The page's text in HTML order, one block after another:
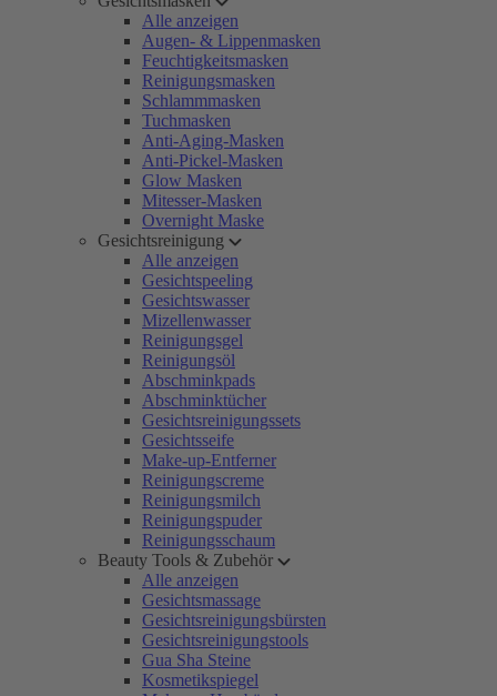
Alle anzeigen
Augen- & Lippenmasken
Feuchtigkeitsmasken
Reinigungsmasken
Schlammmasken
Tuchmasken
Anti-Aging-Masken
Anti-Pickel-Masken
Glow Masken
Mitesser-Masken
Overnight Maske
Gesichtsreinigung
Alle anzeigen
Gesichtspeeling
Gesichtswasser
Mizellenwasser
Reinigungsgel
Reinigungsöl
Abschminkpads
Abschminktücher
Gesichtsreinigungssets
Gesichtsseife
Make-up-Entferner
Reinigungscreme
Reinigungsmilch
Reinigungspuder
Reinigungsschaum
Beauty Tools & Zubehör
Alle anzeigen
Gesichtsmassage
Gesichtsreinigungsbürsten
Gesichtsreinigungstools
Gua Sha Steine
Kosmetikspiegel